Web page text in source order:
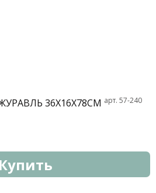
36Х16Х78СМ арт. 57-240
Купить